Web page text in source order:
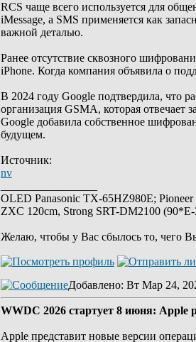
RCS чаще всего используется для
iMessage, а SMS применяется как
важной деталью.
Ранее отсутствие сквозного
iPhone. Когда компания объявила о
В 2024 году Google подтвердила, что
организация GSMA, которая отвечает
Google добавила собственное
будущем.
Источник:
nv
OLED Panasonic TX-65HZ980E;
ZXC 120cm, Strong SRT-DM2100
Желаю, чтобы у Вас сбылось то, чего
Добавлено: Вт Мар 24,
WWDC 2026 стартует 8 июня: Apple
Apple представит новые версии